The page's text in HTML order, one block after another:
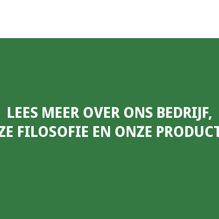
LEES MEER OVER ONS BEDRIJF,
FILOSOFIE EN ONZE